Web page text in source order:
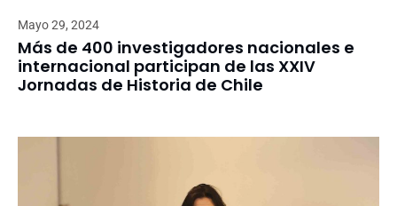
Mayo 29, 2024
Más de 400 investigadores nacionales e
internacional participan de las XXIV
Jornadas de Historia de Chile